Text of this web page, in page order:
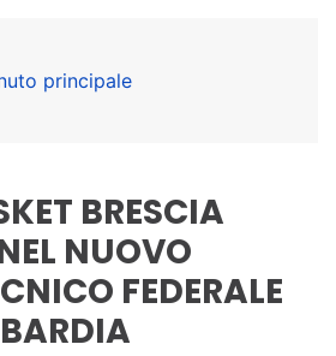
principale
BRESCIA
NUOVO
FEDERALE